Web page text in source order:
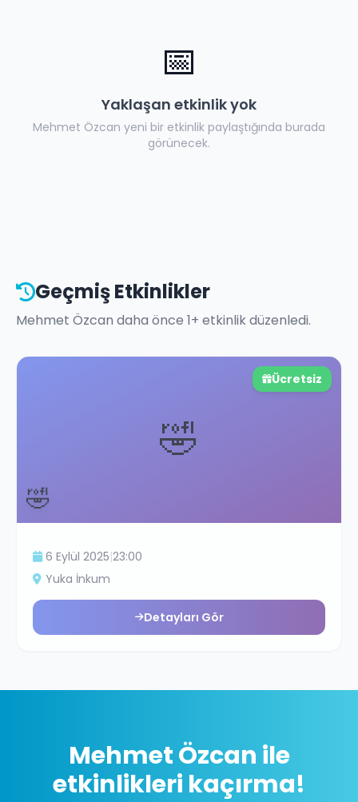
📅
Yaklaşan etkinlik yok
Mehmet Özcan yeni bir etkinlik paylaştığında burada
görünecek.
Geçmiş Etkinlikler
Mehmet Özcan daha önce 1+ etkinlik düzenledi.
🤣
Ücretsiz
🤣
6 Eylül 2025|23:00
Yuka İnkum
Detayları Gör
Mehmet Özcan ile
etkinlikleri kaçırma!